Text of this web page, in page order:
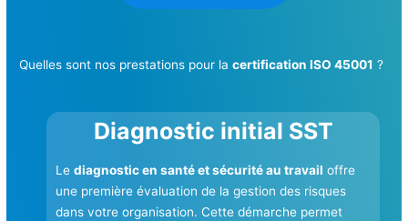
Quelles sont nos prestations pour lacertification ISO 45001 ?
Diagnostic initial SST
Lediagnostic en santé et sécurité au travail offre
une première évaluation de la gestion des risques
dans votre organisation. Cette démarche permet